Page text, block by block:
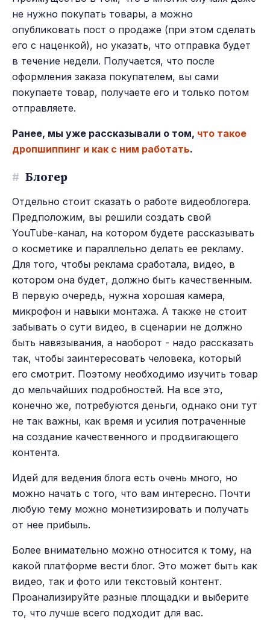
не нужно покупать товары, а можно
опубликовать пост о продаже (при этом сделать
его с наценкой), но указать, что отправка будет
в течение недели. Получается, что после
оформления заказа покупателем, вы сами
покупаете товар, получаете его и только потом
отправляете.
Ранее, мы уже рассказывали о том, что такое
дропшиппинг и как с ним работать.
# Блогер
Отдельно стоит сказать о работе видеоблогера.
Предположим, вы решили создать свой
YouTube-канал, на котором будете рассказывать
о косметике и параллельно делать ее рекламу.
Для того, чтобы реклама сработала, видео, в
котором она будет, должно быть качественным.
В первую очередь, нужна хорошая камера,
микрофон и навыки монтажа. А также не стоит
забывать о сути видео, в сценарии не должно
быть навязывания, а наоборот - надо рассказать
так, чтобы заинтересовать человека, который
его смотрит. Поэтому необходимо изучить товар
до мельчайших подробностей. На все это,
конечно же, потребуются деньги, однако они тут
не так важны, как время и усилия потраченные
на создание качественного и продвигающего
контента.
Идей для ведения блога есть очень много, но
можно начать с того, что вам интересно. Почти
любую тему можно монетизировать и получать
от нее прибыль.
Более внимательно можно относится к тому, на
какой платформе вести блог. Это может быть как
видео, так и фото или текстовый контент.
Проанализируйте разные площадки и выберите
то, что лучше всего подходит для вас.